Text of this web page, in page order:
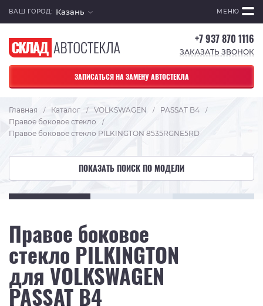
ВАШ ГОРОД: Казань МЕНЮ
+7 937 870 1116
ЗАКАЗАТЬ ЗВОНОК
ЗАПИСАТЬСЯ НА ЗАМЕНУ АВТОСТЕКЛА
Главная / Каталог / VOLKSWAGEN / PASSAT B4 /
Правое боковое стекло /
Правое боковое стекло PILKINGTON 8535RGNE5RD
ПОКАЗАТЬ ПОИСК ПО МОДЕЛИ
Правое боковое
стекло PILKINGTON
для VOLKSWAGEN
PASSAT B4